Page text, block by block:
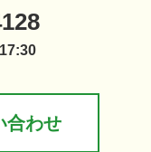
合わせ